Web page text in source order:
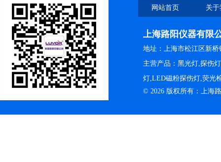
网站首页 关
上海路阳仪器有限
地址：上海市松江区新桥
主营产品：黑光灯,探伤
灯,LED磁粉探伤灯,荧光
© 2026 版权所有：上海